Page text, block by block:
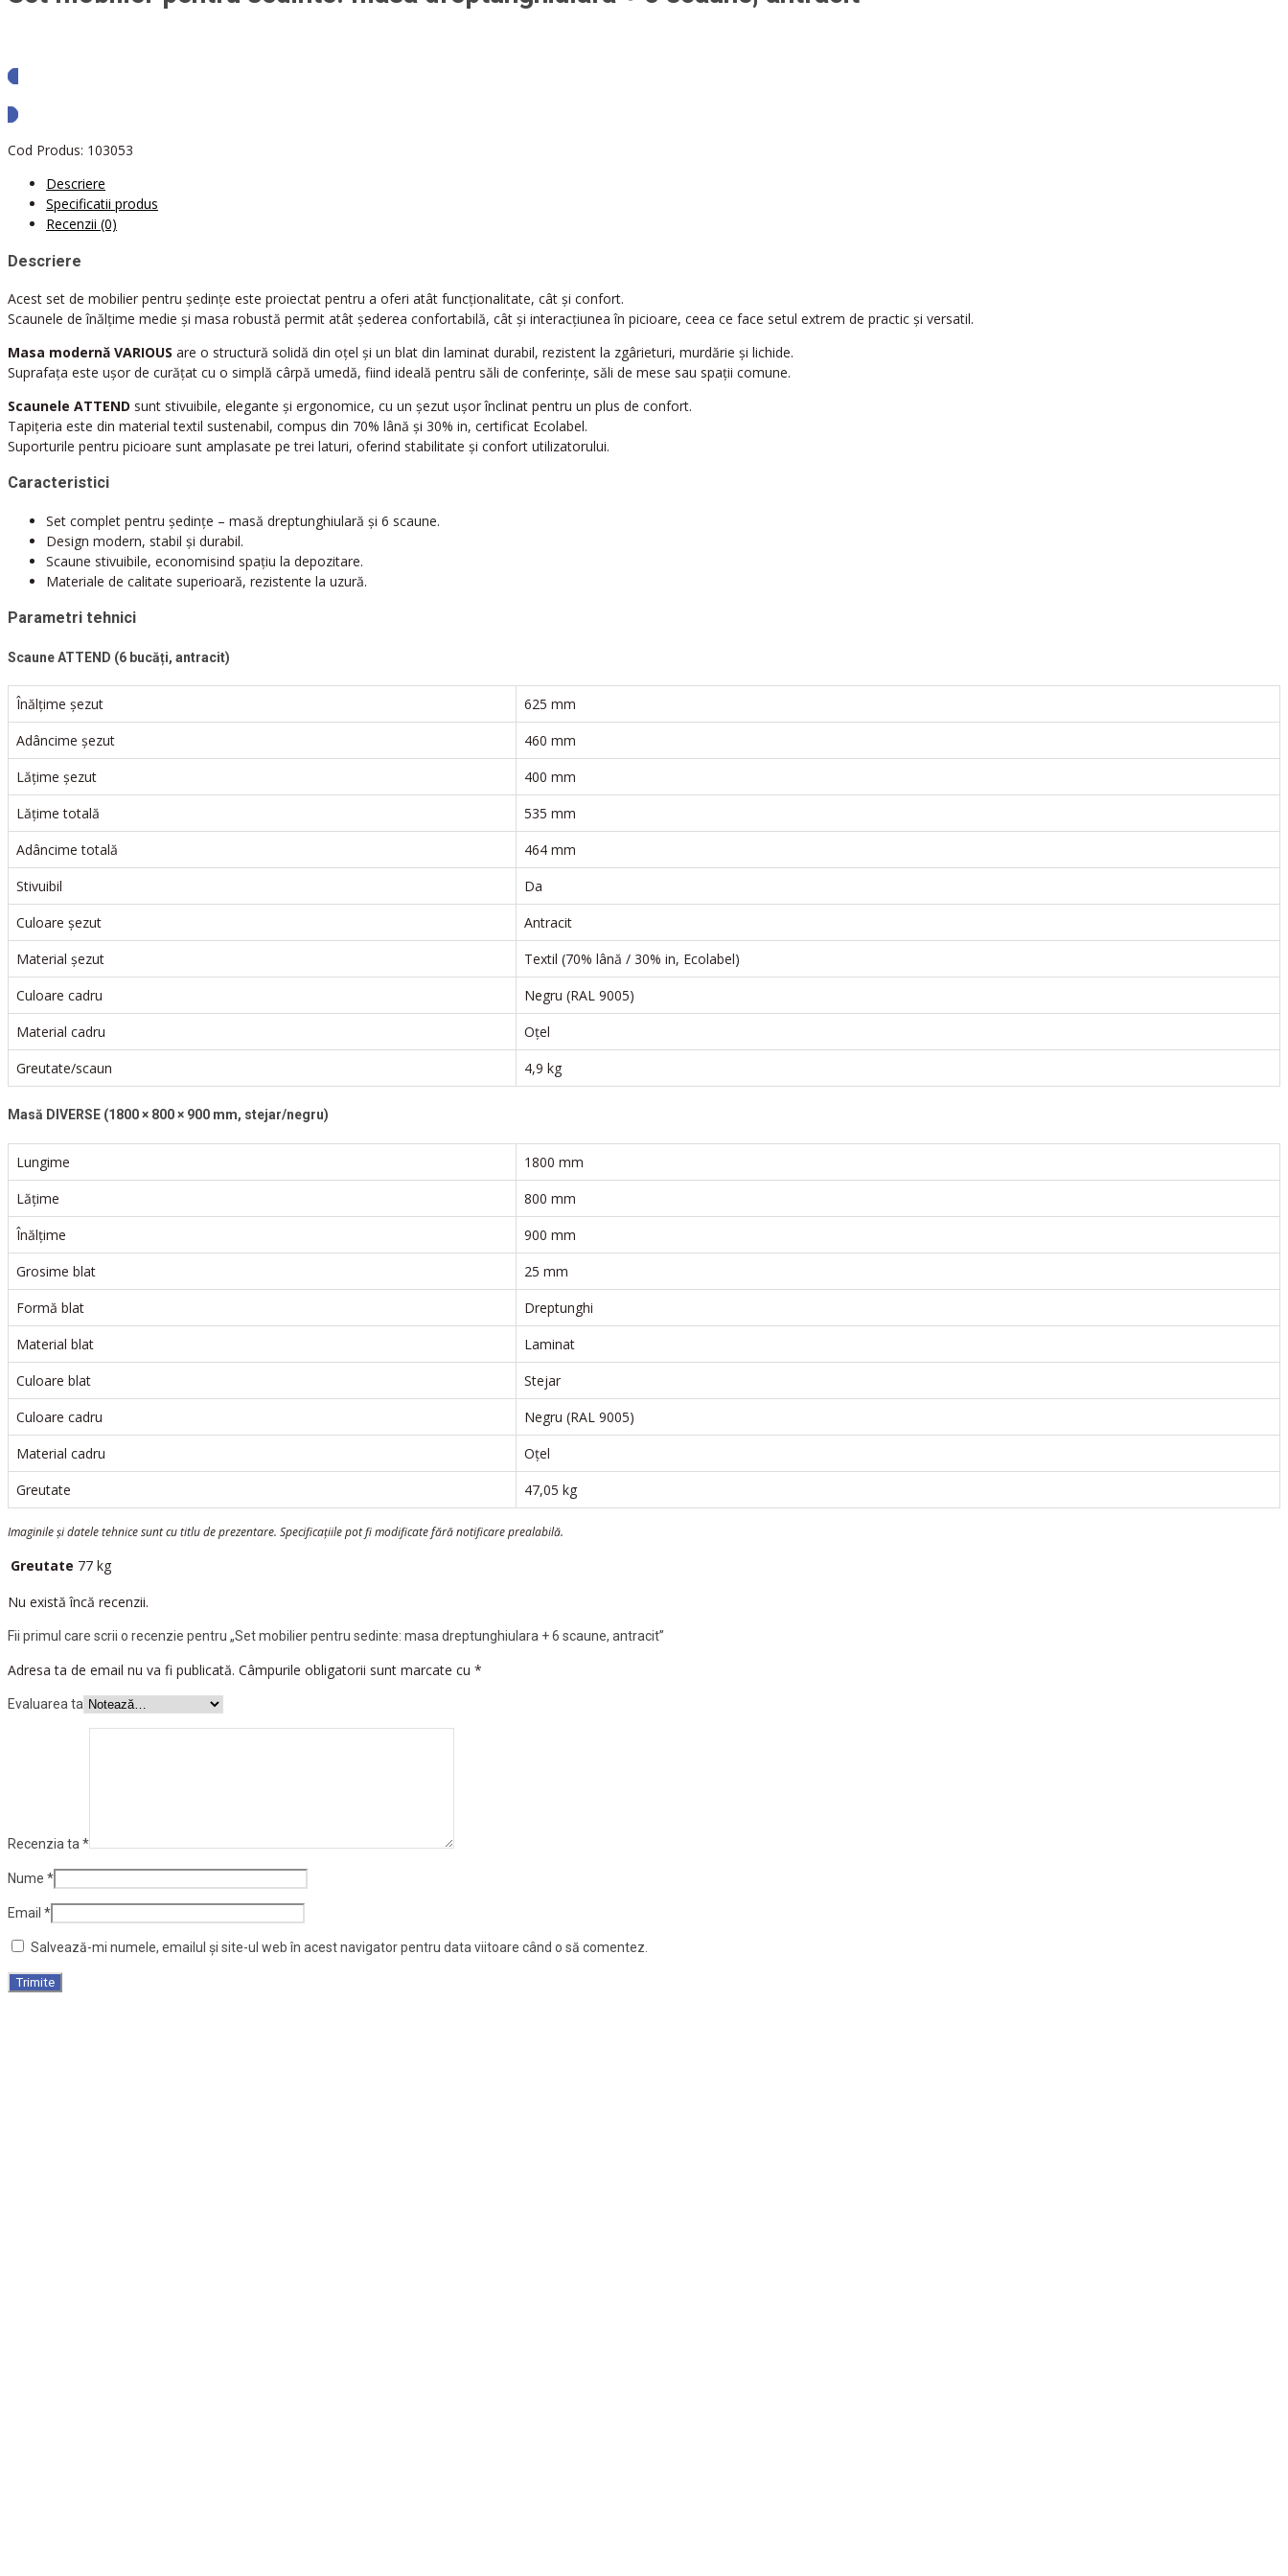
Cod Produs: 103053
Descriere
Specificatii produs
Recenzii (0)
Descriere
Acest set de mobilier pentru ședințe este proiectat pentru a oferi atât funcționalitate, cât și confort.
Scaunele de înălțime medie și masa robustă permit atât șederea confortabilă, cât și interacțiunea în picioare, ceea ce face setul extrem de practic și versatil.
Masa modernă VARIOUS are o structură solidă din oțel și un blat din laminat durabil, rezistent la zgârieturi, murdărie și lichide.
Suprafața este ușor de curățat cu o simplă cârpă umedă, fiind ideală pentru săli de conferințe, săli de mese sau spații comune.
Scaunele ATTEND sunt stivuibile, elegante și ergonomice, cu un șezut ușor înclinat pentru un plus de confort.
Tapițeria este din material textil sustenabil, compus din 70% lână și 30% in, certificat Ecolabel.
Suporturile pentru picioare sunt amplasate pe trei laturi, oferind stabilitate și confort utilizatorului.
Caracteristici
Set complet pentru ședințe – masă dreptunghiulară și 6 scaune.
Design modern, stabil și durabil.
Scaune stivuibile, economisind spațiu la depozitare.
Materiale de calitate superioară, rezistente la uzură.
Parametri tehnici
Scaune ATTEND (6 bucăți, antracit)
Înălțime șezut
625 mm
Adâncime șezut
460 mm
Lățime șezut
400 mm
Lățime totală
535 mm
Adâncime totală
464 mm
Stivuibil
Da
Culoare șezut
Antracit
Material șezut
Textil (70% lână / 30% in, Ecolabel)
Culoare cadru
Negru (RAL 9005)
Material cadru
Oțel
Greutate/scaun
4,9 kg
Masă DIVERSE (1800 × 800 × 900 mm, stejar/negru)
Lungime
1800 mm
Lățime
800 mm
Înălțime
900 mm
Grosime blat
25 mm
Formă blat
Dreptunghi
Material blat
Laminat
Culoare blat
Stejar
Culoare cadru
Negru (RAL 9005)
Material cadru
Oțel
Greutate
47,05 kg
Imaginile și datele tehnice sunt cu titlu de prezentare. Specificațiile pot fi modificate fără notificare prealabilă.
Greutate 77 kg
Nu există încă recenzii.
Fii primul care scrii o recenzie pentru „Set mobilier pentru sedinte: masa dreptunghiulara + 6 scaune, antracit”
Adresa ta de email nu va fi publicată. Câmpurile obligatorii sunt marcate cu *
Evaluarea ta
Recenzia ta *
Nume *
Email *
Salvează-mi numele, emailul și site-ul web în acest navigator pentru data viitoare când o să comentez.